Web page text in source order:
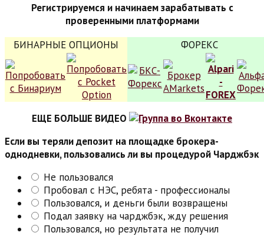
Регистрируемся и начинаем зарабатывать с
проверенными платформами
БИНАРНЫЕ ОПЦИОНЫ
ФОРЕКС
ЕЩЕ БОЛЬШЕ ВИДЕО
Если вы теряли депозит на площадке брокера-
однодневки, пользовались ли вы процедурой Чарджбэк
Не пользовался
Пробовал с НЭС, ребята - профессионалы
Пользовался, и деньги были возвращены
Подал заявку на чарджбэк, жду решения
Пользовался, но результата не получил